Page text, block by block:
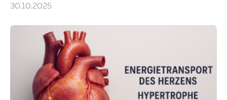
behandelt werden kann. In ihrer aktuellen Studie,
Oncology, zeigen die Forschenden, dass Mini-Tumore
aus Gewebe von Patientinnen und Patienten –
sogenannte Organoide – genutzt werden können, um
vorab zu prüfen, welche Medikamente am besten
wirken. Dabei wurde ein Eiweiß identifiziert, das künftig
als Biomarker für die Wahl der passenden Therapie
30.10.2025